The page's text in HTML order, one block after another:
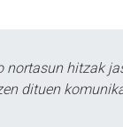
nortasun hitzak
dituen